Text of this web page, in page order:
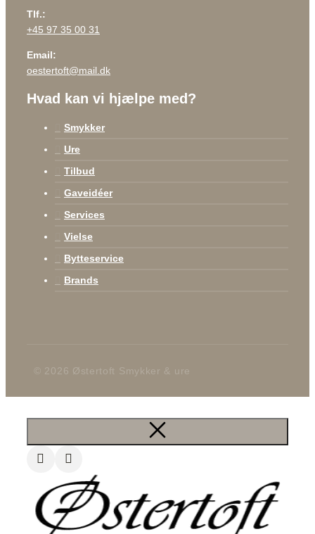
Tlf.:
+45 97 35 00 31
Email:
oestertoft@mail.dk
Hvad kan vi hjælpe med?
Smykker
Ure
Tilbud
Gaveidéer
Services
Vielse
Bytteservice
Brands
© 2026 Østertoft Smykker & ure